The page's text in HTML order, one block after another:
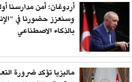
أردوغان: أمن مدارسنا
وسنعزز حضورنا في
بالذكاء الاصطناعي
ماليزيا تؤكد ضرورة